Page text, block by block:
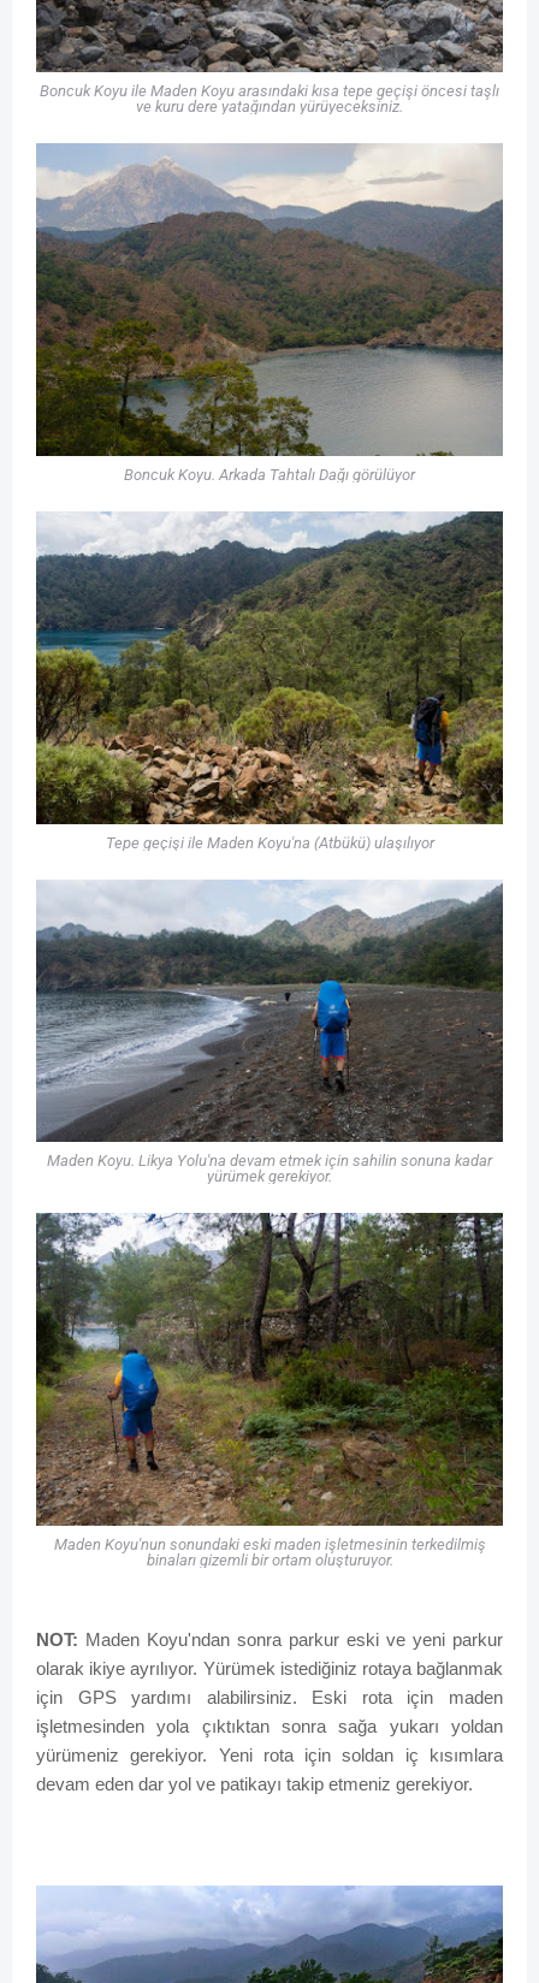
Boncuk Koyu ile Maden Koyu arasındaki kısa tepe geçişi öncesi taşlı
ve kuru dere yatağından yürüyeceksiniz.
Boncuk Koyu. Arkada Tahtalı Dağı görülüyor
Tepe geçişi ile Maden Koyu'na (Atbükü) ulaşılıyor
Maden Koyu. Likya Yolu'na devam etmek için sahilin sonuna kadar
yürümek gerekiyor.
Maden Koyu'nun sonundaki eski maden işletmesinin terkedilmiş
binaları gizemli bir ortam oluşturuyor.
NOT: Maden Koyu'ndan sonra parkur eski ve yeni parkur
olarak ikiye ayrılıyor. Yürümek istediğiniz rotaya bağlanmak
için GPS yardımı alabilirsiniz. Eski rota için maden
işletmesinden yola çıktıktan sonra sağa yukarı yoldan
yürümeniz gerekiyor. Yeni rota için soldan iç kısımlara
devam eden dar yol ve patikayı takip etmeniz gerekiyor.